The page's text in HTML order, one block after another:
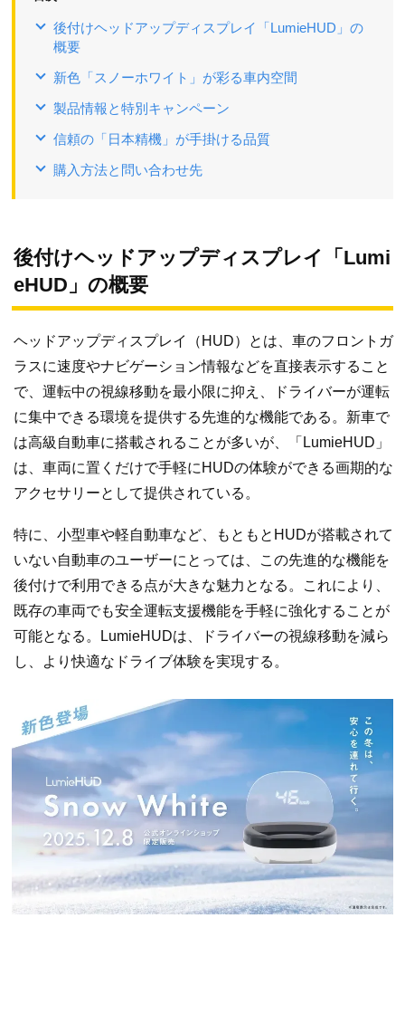
後付けヘッドアップディスプレイ「LumieHUD」の
概要
新色「スノーホワイト」が彩る車内空間
製品情報と特別キャンペーン
信頼の「日本精機」が手掛ける品質
購入方法と問い合わせ先
後付けヘッドアップディスプレイ「Lumi
eHUD」の概要
ヘッドアップディスプレイ（HUD）とは、車のフロントガ
ラスに速度やナビゲーション情報などを直接表示すること
で、運転中の視線移動を最小限に抑え、ドライバーが運転
に集中できる環境を提供する先進的な機能である。新車で
は高級自動車に搭載されることが多いが、「LumieHUD」
は、車両に置くだけで手軽にHUDの体験ができる画期的な
アクセサリーとして提供されている。
特に、小型車や軽自動車など、もともとHUDが搭載されて
いない自動車のユーザーにとっては、この先進的な機能を
後付けで利用できる点が大きな魅力となる。これにより、
既存の車両でも安全運転支援機能を手軽に強化することが
可能となる。LumieHUDは、ドライバーの視線移動を減ら
し、より快適なドライブ体験を実現する。